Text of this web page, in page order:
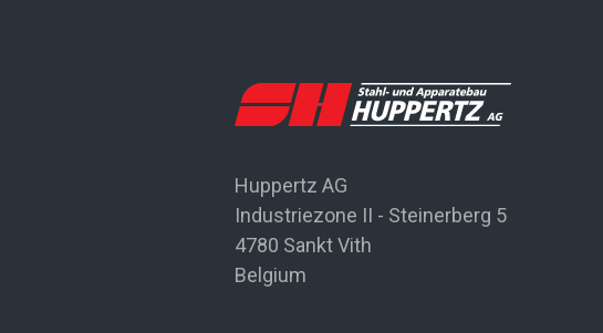
Huppertz AG
Industriezone II - Steinerberg 5
4780 Sankt Vith
Belgium